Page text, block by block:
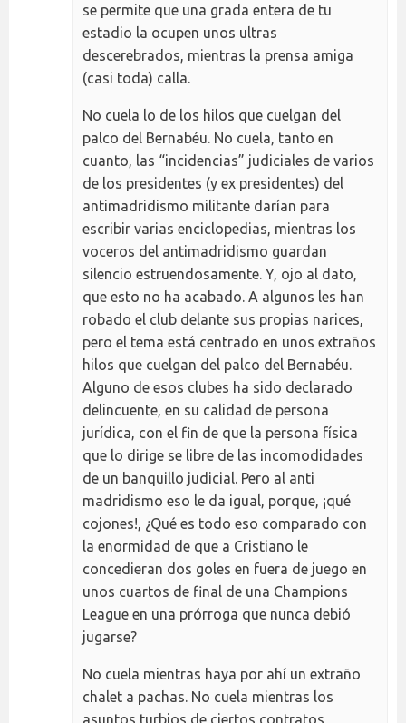
se permite que una grada entera de tu
estadio la ocupen unos ultras
descerebrados, mientras la prensa amiga
(casi toda) calla.
No cuela lo de los hilos que cuelgan del
palco del Bernabéu. No cuela, tanto en
cuanto, las “incidencias” judiciales de varios
de los presidentes (y ex presidentes) del
antimadridismo militante darían para
escribir varias enciclopedias, mientras los
voceros del antimadridismo guardan
silencio estruendosamente. Y, ojo al dato,
que esto no ha acabado. A algunos les han
robado el club delante sus propias narices,
pero el tema está centrado en unos extraños
hilos que cuelgan del palco del Bernabéu.
Alguno de esos clubes ha sido declarado
delincuente, en su calidad de persona
jurídica, con el fin de que la persona física
que lo dirige se libre de las incomodidades
de un banquillo judicial. Pero al anti
madridismo eso le da igual, porque, ¡qué
cojones!, ¿Qué es todo eso comparado con
la enormidad de que a Cristiano le
concedieran dos goles en fuera de juego en
unos cuartos de final de una Champions
League en una prórroga que nunca debió
jugarse?
No cuela mientras haya por ahí un extraño
chalet a pachas. No cuela mientras los
asuntos turbios de ciertos contratos